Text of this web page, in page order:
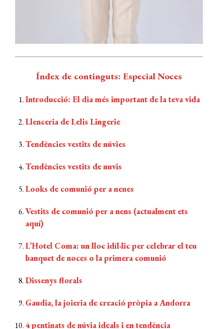
Índex de continguts: Especial Noces
Introducció: El dia més important de la teva vida
Llenceria de Lelis Lingerie
Tendències vestits de núvies
Tendències vestits de nuvis
Looks de comunió per a nenes
Vestits de comunió per a nens (actualment ets
aquí)
L’Hotel Coma: un lloc idíl·lic per celebrar el teu
banquet de noces o la primera comunió
Dissenys florals
Gaudia, la joieria de creació pròpia a Andorra
4 pentinats de núvia ideals i en tendència